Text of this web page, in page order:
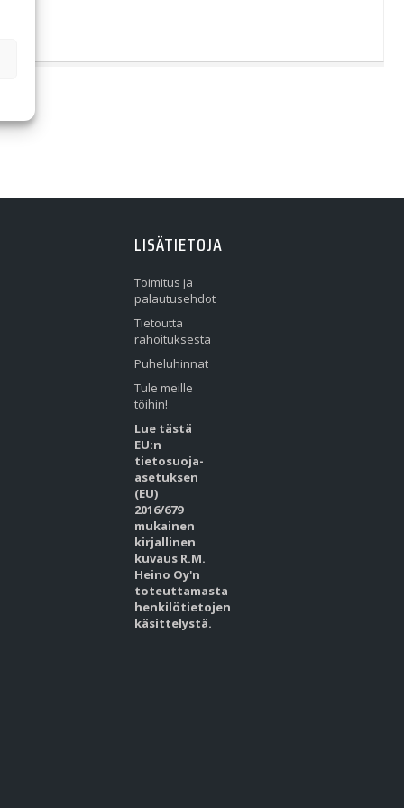
LISÄTIETOJA
Toimitus ja
palautusehdot
Tietoutta
rahoituksesta
Puheluhinnat
Tule meille
töihin!
Lue tästä
EU:n
tietosuoja-
asetuksen
(EU)
2016/679
mukainen
kirjallinen
kuvaus R.M.
Heino Oy'n
toteuttamasta
henkilötietojen
käsittelystä.